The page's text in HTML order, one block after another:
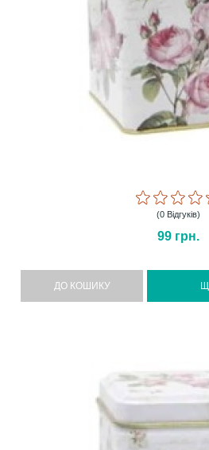
(0 Відгуків)
99 грн.